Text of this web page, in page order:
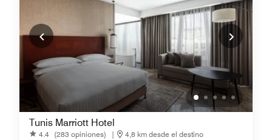
Tunis Marriott Hotel
4.4 (283 opiniones) |
4,8 km desde el destino